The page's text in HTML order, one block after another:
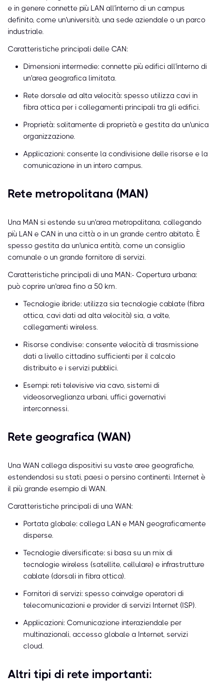
e in genere connette più LAN all'interno di un campus
definito, come un'università, una sede aziendale o un parco
industriale.
Caratteristiche principali delle CAN:
Dimensioni intermedie: connette più edifici all'interno di
un'area geografica limitata.
Rete dorsale ad alta velocità: spesso utilizza cavi in
fibra ottica per i collegamenti principali tra gli edifici.
Proprietà: solitamente di proprietà e gestita da un'unica
organizzazione.
Applicazioni: consente la condivisione delle risorse e la
comunicazione in un intero campus.
Rete metropolitana (MAN)
Una MAN si estende su un'area metropolitana, collegando
più LAN e CAN in una città o in un grande centro abitato. È
spesso gestita da un'unica entità, come un consiglio
comunale o un grande fornitore di servizi.
Caratteristiche principali di una MAN:- Copertura urbana:
può coprire un'area fino a 50 km.
Tecnologie ibride: utilizza sia tecnologie cablate (fibra
ottica, cavi dati ad alta velocità) sia, a volte,
collegamenti wireless.
Risorse condivise: consente velocità di trasmissione
dati a livello cittadino sufficienti per il calcolo
distribuito e i servizi pubblici.
Esempi: reti televisive via cavo, sistemi di
videosorveglianza urbani, uffici governativi
interconnessi.
Rete geografica (WAN)
Una WAN collega dispositivi su vaste aree geografiche,
estendendosi su stati, paesi o persino continenti. Internet è
il più grande esempio di WAN.
Caratteristiche principali di una WAN:
Portata globale: collega LAN e MAN geograficamente
disperse.
Tecnologie diversificate: si basa su un mix di
tecnologie wireless (satellite, cellulare) e infrastrutture
cablate (dorsali in fibra ottica).
Fornitori di servizi: spesso coinvolge operatori di
telecomunicazioni e provider di servizi Internet (ISP).
Applicazioni: Comunicazione interaziendale per
multinazionali, accesso globale a Internet, servizi
cloud.
Altri tipi di rete importanti: